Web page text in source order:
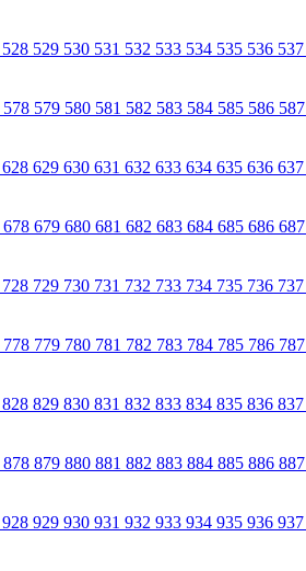
528 529 530 531 532 533 534 535 536 537
578 579 580 581 582 583 584 585 586 587
628 629 630 631 632 633 634 635 636 637
678 679 680 681 682 683 684 685 686 687
728 729 730 731 732 733 734 735 736 737
778 779 780 781 782 783 784 785 786 787
828 829 830 831 832 833 834 835 836 837
878 879 880 881 882 883 884 885 886 887
928 929 930 931 932 933 934 935 936 937